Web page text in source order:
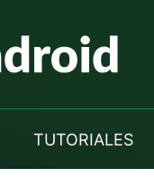
TUTORIALES